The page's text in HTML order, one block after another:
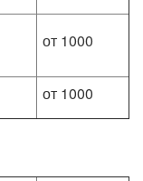
от 1000
от 1000